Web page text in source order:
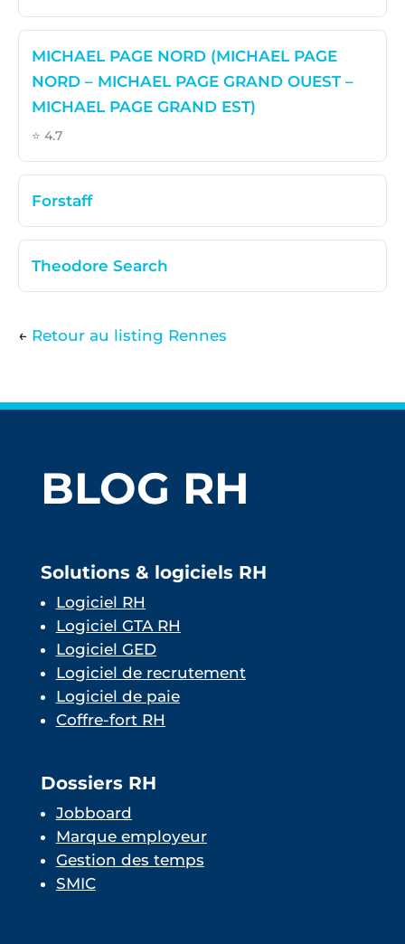
MICHAEL PAGE NORD (MICHAEL PAGE
NORD – MICHAEL PAGE GRAND OUEST –
MICHAEL PAGE GRAND EST)
⭐ 4.7
Forstaff
Theodore Search
← Retour au listing Rennes
BLOG RH
Solutions & logiciels RH
Logiciel RH
Logiciel GTA RH
Logiciel GED
Logiciel de recrutement
Logiciel de paie
Coffre-fort RH
Dossiers RH
Jobboard
Marque employeur
Gestion des temps
SMIC